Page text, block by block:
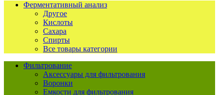
Ферментативный анализ
Другое
Кислоты
Сахара
Спирты
Все товары категории
Фильтрование
Аксессуары для фильтрования
Воронки
Емкости для фильтрования